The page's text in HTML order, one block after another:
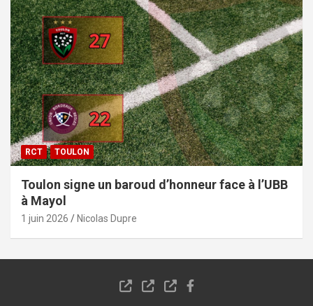
RCT TOULON
Toulon signe un baroud d’honneur face à l’UBB
à Mayol
1 juin 2026 Nicolas Dupre